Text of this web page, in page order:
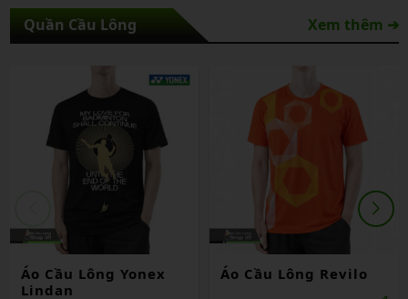
Quần Cầu Lông Xem thêm ➔
Áo Cầu Lông Yonex
Lindan
Áo Cầu Lông Revilo